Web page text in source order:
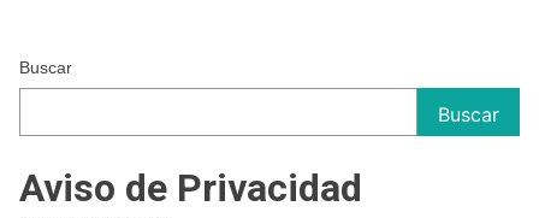
Buscar
Buscar
Aviso de Privacidad